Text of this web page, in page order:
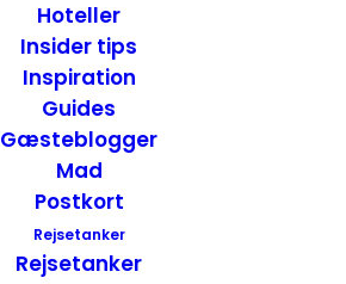
Hoteller
Insider tips
Inspiration
Guides
Gæsteblogger
Mad
Postkort
Rejsetanker
Rejsetanker